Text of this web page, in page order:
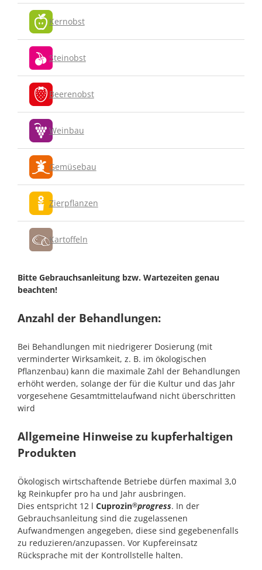
Kernobst
Steinobst
Beerenobst
Weinbau
Gemüsebau
Zierpflanzen
Kartoffeln
Bitte Gebrauchsanleitung bzw. Wartezeiten genau
beachten!
Anzahl der Behandlungen:
Bei Behandlungen mit niedrigerer Dosierung (mit
verminderter Wirksamkeit, z. B. im ökologischen
Pflanzenbau) kann die maximale Zahl der Behandlungen
erhöht werden, solange der für die Kultur und das Jahr
vorgesehene Gesamtmittelaufwand nicht überschritten
wird
Allgemeine Hinweise zu kupferhaltigen
Produkten
Ökologisch wirtschaftende Betriebe dürfen maximal 3,0
kg Reinkupfer pro ha und Jahr ausbringen.
Dies entspricht 12 l Cuprozin®progress. In der
Gebrauchsanleitung sind die zugelassenen
Aufwandmengen angegeben, diese sind gegebenenfalls
zu reduzieren/anzupassen. Vor Kupfereinsatz
Rücksprache mit der Kontrollstelle halten.